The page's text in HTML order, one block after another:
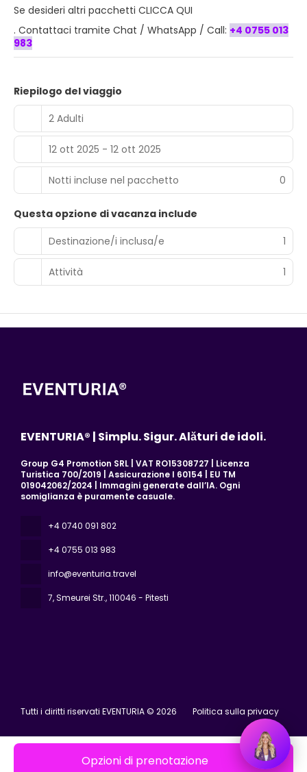
Opzioni di prenotazione
Se desideri altri pacchetti CLICCA QUI
. Contattaci tramite Chat / WhatsApp / Call: +4 0755 013
983
Riepilogo del viaggio
2 Adulti
12 ott 2025 - 12 ott 2025
Notti incluse nel pacchetto 0
Questa opzione di vacanza include
Destinazione/i inclusa/e
1
Attività 1
EVENTURIA® | Simplu. Sigur. Alături de idoli.
Group G4 Promotion SRL | VAT RO15308727 | Licenza
Turistica 700/2019 | Assicurazione I 60154 | EU TM
019042062/2024 | Immagini generate dall’IA. Ogni
somiglianza è puramente casuale.
+4 0740 091 802
+4 0755 013 983
info@eventuria.travel
7, Smeurei Str., 110046 - Pitesti
Tutti i diritti riservati EVENTURIA © 2026 Politica sulla privacy